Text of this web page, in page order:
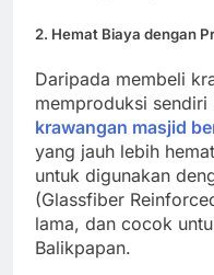
2. Hemat Biaya dengan
Daripada membeli
memproduksi sendiri
krawangan masjid
yang jauh lebih
untuk digunakan
(Glassfiber
lama, dan cocok
Balikpapan.